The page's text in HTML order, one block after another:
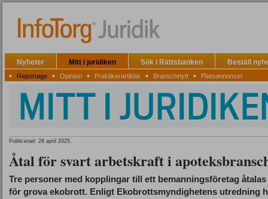
Nyheter Mitt i juridiken Sök i Rättsbanken Beställ
▪ Reportage ▪ Opinion ▪ Praktikerartiklar ▪ Branschnytt ▪ Platsannonser
Publicerad: 28 april 2025,
Åtal för svart arbetskraft i
Tre personer med kopplingar till ett bemanningsföretag åtalas
för grova ekobrott. Enligt Ekobrottsmyndighetens utredning